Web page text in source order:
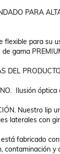
PARA
flexible para su
gama
DEL PRODUCTO
Ilusión
Nuestro lip
laterales con
está fabricado
contaminación y